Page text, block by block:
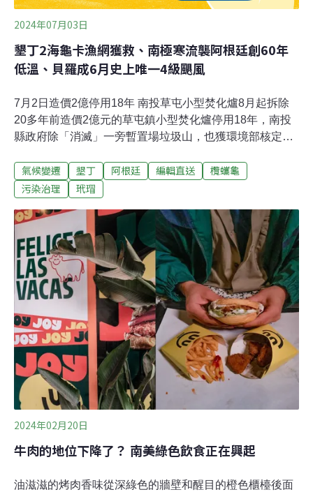
2024年07月03日
墾丁2海龜卡漁網獲救、南極寒流襲阿根廷創60年
低溫、貝羅成6月史上唯一4級颶風
7月2日造價2億停用18年 南投草屯小型焚化爐8月起拆除
20多年前造價2億元的草屯鎮小型焚化爐停用18年，南投
縣政府除「消滅」一旁暫置場垃圾山，也獲環境部核定
（2024）年底前拆除完畢。（中央社報導）蘇花公路土石
流近百人一度受困 傳花蓮災防單位未及時通報！花蓮0403
豪雨影響，台九線蘇花公路163.3k及164.2k及164.8k崇德
路段發生土石泥流道路阻斷。2日有消息傳出，凌晨零時
左右有民眾報案，指稱蘇花公路有近百人受困，受困消息
卻未通報中央災防中心，引發熱議。（自由時報報導）
氣候變遷 墾丁 阿根廷 編輯直送
欖蠵龜
污染治理
玳瑁
2024年02月20日
牛肉的地位下降了？ 南美綠色飲食正在興起
油滋滋的烤肉香味從深綠色的牆壁和醒目的橙色櫃檯後面